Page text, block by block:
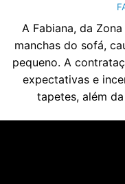
A Fabiana, da
manchas do sofá,
pequeno. A
expectativas e
tapetes, além